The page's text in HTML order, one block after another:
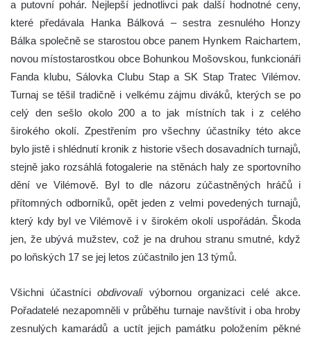
a putovní pohár. Nejlepší jednotlivci pak další hodnotné ceny,
které předávala Hanka Bálková – sestra zesnulého Honzy
Bálka společně se starostou obce panem Hynkem Raichartem,
novou místostarostkou obce Bohunkou Mošovskou, funkcionáři
Fanda klubu, Sálovka Clubu Stap a SK Stap Tratec Vilémov.
Turnaj se těšil tradičně i velkému zájmu diváků, kterých se po
celý den sešlo okolo 200 a to jak místních tak i z celého
širokého okolí. Zpestřením pro všechny účastníky této akce
bylo jistě i shlédnutí kronik z historie všech dosavadních turnajů,
stejně jako rozsáhlá fotogalerie na stěnách haly ze sportovního
dění ve Vilémově. Byl to dle názoru zúčastněných hráčů i
přítomných odborníků, opět jeden z velmi povedených turnajů,
který kdy byl ve Vilémově i v širokém okolí uspořádán. Škoda
jen, že ubývá mužstev, což je na druhou stranu smutné, když
po loňských 17 se jej letos zúčastnilo jen 13 týmů.
Všichni účastníciobdivovalivýbornou organizaci celé akce.
Pořadatelé nezapomněli v průběhu turnaje navštívit i oba hroby
zesnulých kamarádů a uctít jejich památku položením pěkné